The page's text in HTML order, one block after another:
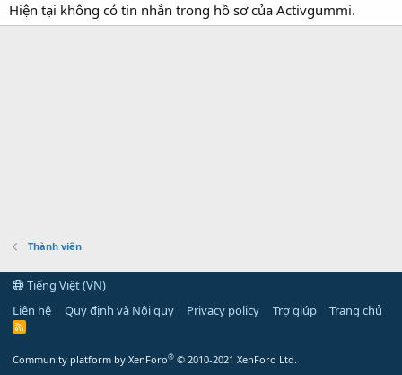
Hiện tại không có tin nhắn trong hồ sơ của Activgummi.
Thành viên
Tiếng Việt (VN)
Liên hệ
Quy định và Nội quy Privacy policy Trợ giúp Trang chủ
R
Community platform by XenForo® © 2010-2021 XenForo Ltd.